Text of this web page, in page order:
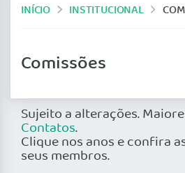
INÍCIO INSTITUCIONAL
Comissões
Sujeito a alterações.
Contatos.
Clique nos anos e confira
seus membros.